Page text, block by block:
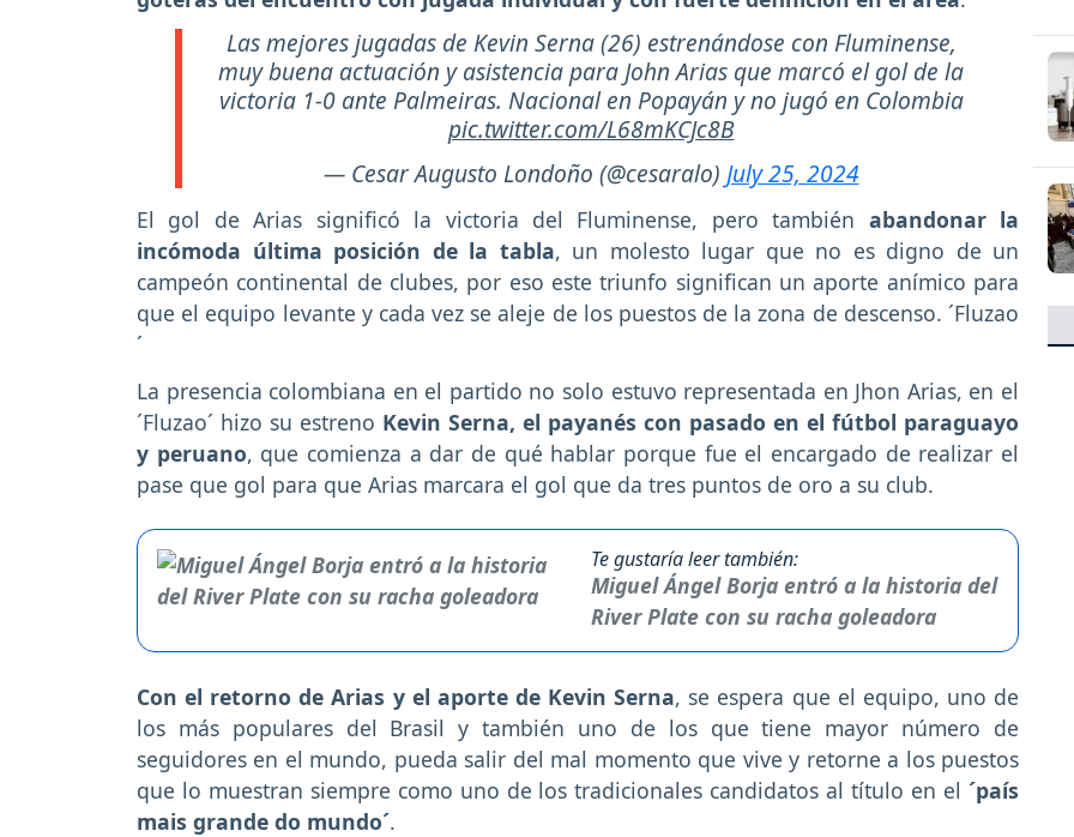
Las mejores jugadas de Kevin Serna (26) estrenándose con Fluminense,
muy buena actuación y asistencia para John Arias que marcó el gol de la
victoria 1-0 ante Palmeiras. Nacional en Popayán y no jugó en Colombia
pic.twitter.com/L68mKCJc8B
— Cesar Augusto Londoño (@cesaralo) July 25, 2024
El gol de Arias significó la victoria del Fluminense, pero también abandonar la
incómoda última posición de la tabla, un molesto lugar que no es digno de un
campeón continental de clubes, por eso este triunfo significan un aporte anímico para
que el equipo levante y cada vez se aleje de los puestos de la zona de descenso. ´Fluzao
´
La presencia colombiana en el partido no solo estuvo representada en Jhon Arias, en el
´Fluzao´ hizo su estreno Kevin Serna, el payanés con pasado en el fútbol paraguayo
y peruano, que comienza a dar de qué hablar porque fue el encargado de realizar el
pase que gol para que Arias marcara el gol que da tres puntos de oro a su club.
Te gustaría leer también:
Miguel Ángel Borja entró a la historia del
River Plate con su racha goleadora
Con el retorno de Arias y el aporte de Kevin Serna, se espera que el equipo, uno de
los más populares del Brasil y también uno de los que tiene mayor número de
seguidores en el mundo, pueda salir del mal momento que vive y retorne a los puestos
que lo muestran siempre como uno de los tradicionales candidatos al título en el ´país
mais grande do mundo´.